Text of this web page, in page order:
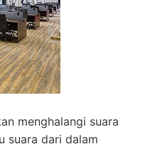
menghalangi suara
suara dari dalam